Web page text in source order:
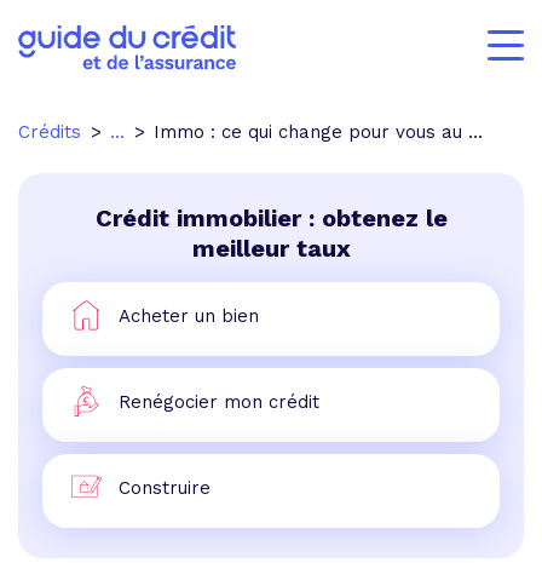
Crédits ... Immo : ce qui change pour vous au 1er octobre
Crédit immobilier : obtenez le
meilleur taux
Acheter un bien
Renégocier mon crédit
Construire